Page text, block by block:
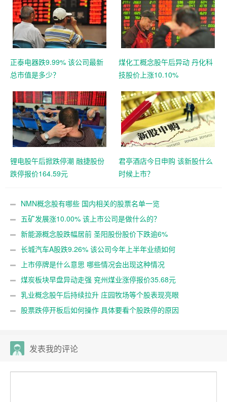
正泰电器跌9.99% 该公司最新
总市值是多少？
煤化工概念股午后异动 丹化科
技股价上涨10.10%
锂电股午后掀跌停潮 融捷股份
跌停报价164.59元
君亭酒店今日申购 该新股什么
时候上市？
NMN概念股有哪些 国内相关的股票名单一览
五矿发展涨10.00% 该上市公司是做什么的？
新能源概念股跌幅居前 圣阳股份股价下跌逾6%
长城汽车A股跌9.26% 该公司今年上半年业绩如何
上市停牌是什么意思 哪些情况会出现这种情况
煤炭板块早盘异动走强 兖州煤业涨停报价35.68元
乳业概念股午后持续拉升 庄园牧场等个股表现亮眼
股票跌停开板后如何操作 具体要看个股跌停的原因
发表我的评论